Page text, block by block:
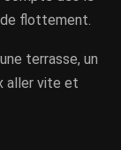
flottement.
terrasse, un
aller vite et